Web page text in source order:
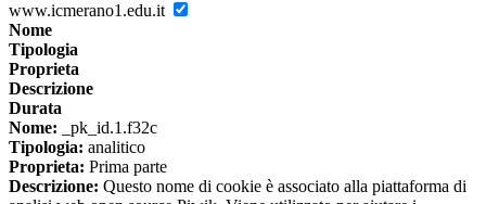
www.icmerano1.edu.it
Nome
Tipologia
Proprieta
Descrizione
Durata
Nome: _pk_id.1.f32c
Tipologia: analitico
Proprieta: Prima parte
Descrizione: Questo nome di cookie è associato alla piattaforma di